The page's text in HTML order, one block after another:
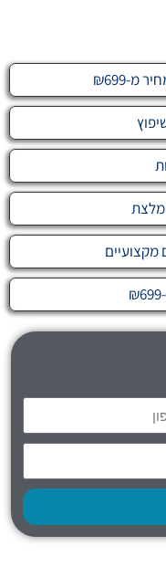
מ-₪699
מקצועיים